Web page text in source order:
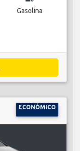
Gasolina
ECONÓMICO